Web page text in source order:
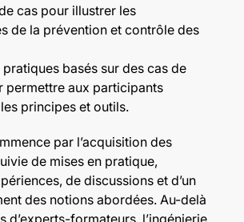
cas pour illustrer les
de la prévention et contrôle des
basés sur des cas de
permettre aux participants
principes et outils.
par l’acquisition des
de mises en pratique,
de discussions et d’un
des notions abordées. Au-delà
d’experts-formateurs, l’ingénierie